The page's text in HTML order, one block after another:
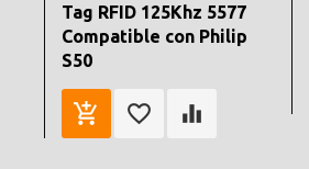
Tag RFID 125Khz 5577
Compatible con Philip
S50